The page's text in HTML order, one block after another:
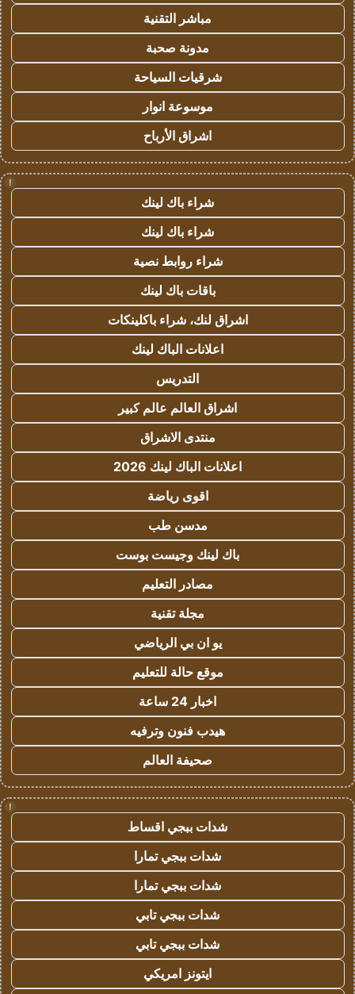
مباشر التقنية
مدونة صحبة
شرقيات السياحة
موسوعة انوار
اشراق الأرباح
!
شراء باك لينك
شراء باك لينك
شراء روابط نصية
باقات باك لينك
اشراق لنك، شراء باكلينكات
اعلانات الباك لينك
التدريس
اشراق العالم عالم كبير
منتدى الاشراق
اعلانات الباك لينك 2026
اقوى رياضة
مدسن طب
باك لينك وجيست بوست
مصادر التعليم
مجلة تقنية
يو ان بي الرياضي
موقع حالة للتعليم
اخبار 24 ساعة
هيدب فنون وترفيه
صحيفة العالم
!
شدات ببجي اقساط
شدات ببجي تمارا
شدات ببجي تمارا
شدات ببجي تابي
شدات ببجي تابي
ايتونز امريكي